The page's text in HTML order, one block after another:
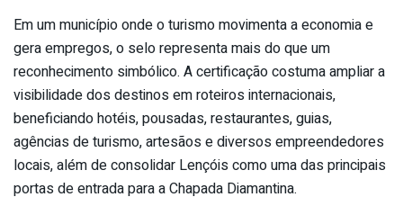
Em um município onde o turismo movimenta a economia e
gera empregos, o selo representa mais do que um
reconhecimento simbólico. A certificação costuma ampliar a
visibilidade dos destinos em roteiros internacionais,
beneficiando hotéis, pousadas, restaurantes, guias,
agências de turismo, artesãos e diversos empreendedores
locais, além de consolidar Lençóis como uma das principais
portas de entrada para a Chapada Diamantina.